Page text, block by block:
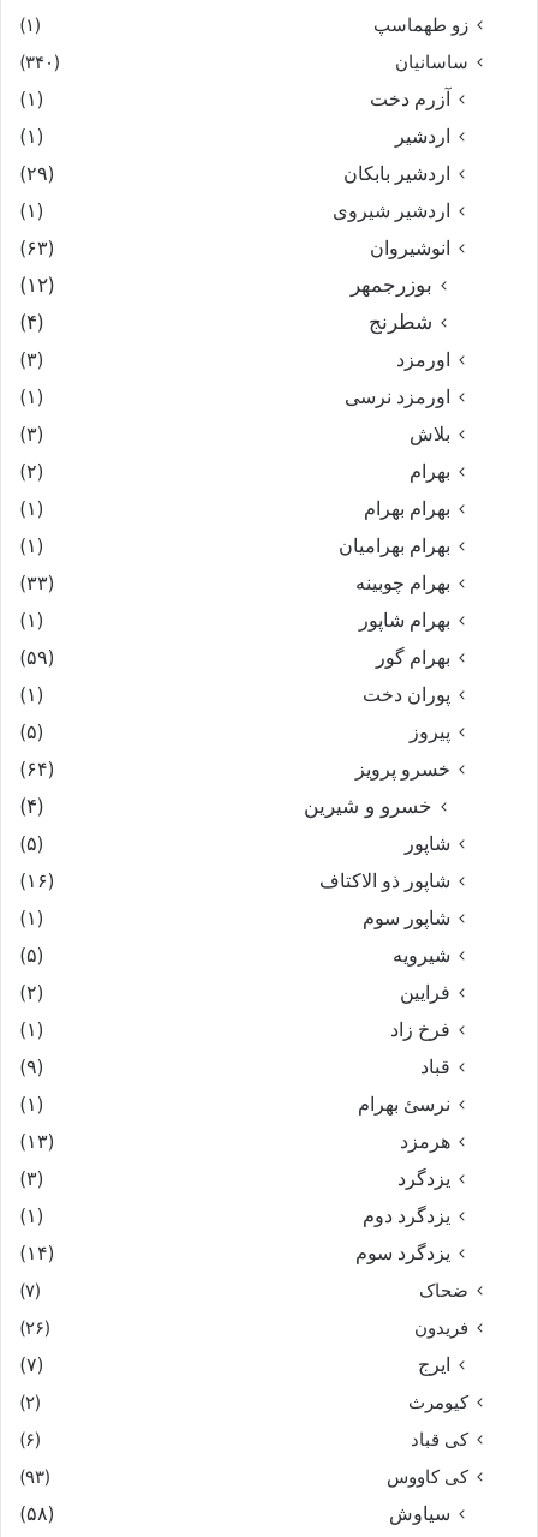
زو طهماسپ‏
(۱)
ساسانیان
(۳۴۰)
آزرم دخت
(۱)
اردشیر
(۱)
اردشیر بابکان
(۲۹)
اردشیر شیروی
(۱)
انوشیروان
(۶۳)
بوزرجمهر
(۱۲)
شطرنج
(۴)
اورمزد
(۳)
اورمزد نرسى‏
(۱)
بلاش
(۳)
بهرام
(۲)
بهرام بهرام
(۱)
بهرام بهرامیان‏
(۱)
بهرام چوبینه
(۳۳)
بهرام شاپور
(۱)
بهرام گور
(۵۹)
پوران دخت
(۱)
پیروز
(۵)
خسرو پرویز
(۶۴)
خسرو و شیرین (۴)
شاپور
(۵)
شاپور ذو الاکتاف
(۱۶)
شاپور سوم‏
(۱)
شیرویه
(۵)
فرایین
(۲)
فرخ زاد
(۱)
قباد
(۹)
نرسئ بهرام‏
(۱)
هرمزد
(۱۳)
یزدگرد
(۳)
یزدگرد دوم
(۱)
یزدگرد سوم
(۱۴)
ضحاک
(۷)
فریدون
(۲۶)
ایرج
(۷)
کیومرث
(۲)
کی قباد
(۶)
کی کاووس
(۹۳)
سیاوش
(۵۸)